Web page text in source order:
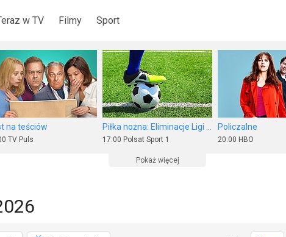
w TV Filmy Sport
na teściów
TV Puls 17:00 Polsat Sport 1
Policzalne
20:00 HBO
Nieoczekiwana zmiana miejsc Złap mnie, jeśli potrafisz Tylko nie ty
Pokaż więcej